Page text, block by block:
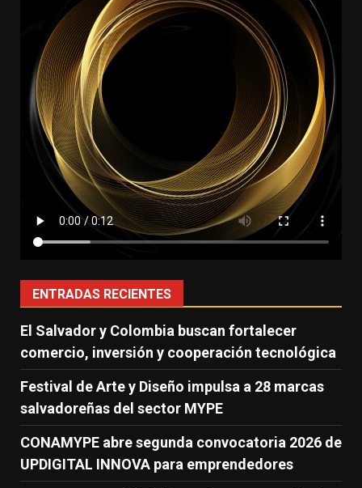
ENTRADAS RECIENTES
El Salvador y Colombia buscan fortalecer
comercio, inversión y cooperación tecnológica
Festival de Arte y Diseño impulsa a 28 marcas
salvadoreñas del sector MYPE
CONAMYPE abre segunda convocatoria 2026 de
UPDIGITAL INNOVA para emprendedores